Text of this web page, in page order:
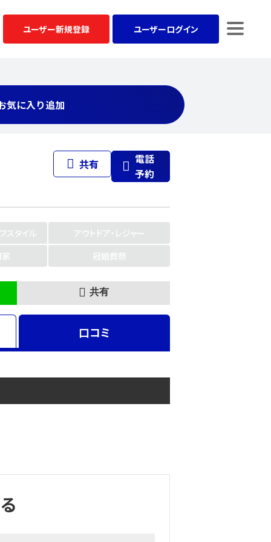
ユーザー新規登録 ユーザーログイン
気に入り追加
共有
電話
予約
スタイル
アウトドア・レジャー
冠婚葬祭
共有
口コミ